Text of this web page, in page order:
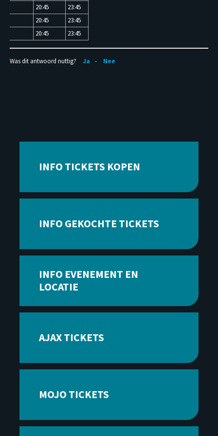
20:45
23:45
20:45
23:45
20:45 23:45
Was dit antwoord nuttig? Ja Nee
INFO TICKETS KOPEN
INFO GEKOCHTE TICKETS
INFO EVENEMENT EN
LOCATIE
AJAX TICKETS
MOJO TICKETS